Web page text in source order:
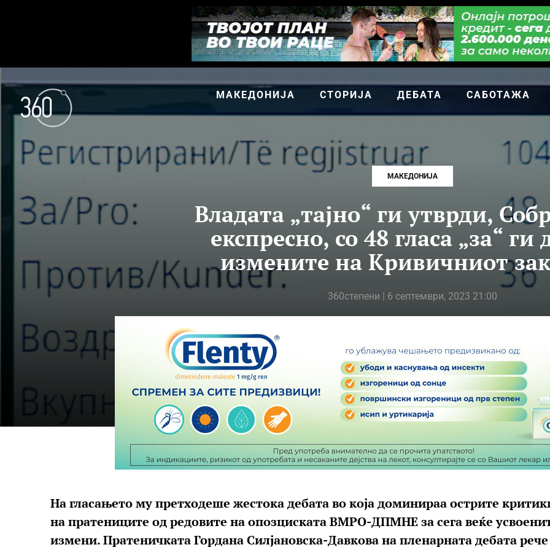
МАКЕДОНИЈА СТОРИЈА ДЕБАТА САБОТАЖА
МАКЕДОНИЈА
Владата „тајно“ ги утврди,
експресно, со 48 гласа „за“ ги
измените на Кривичниот
360степени | 6 септември, 2023 21:00
На гласањето му претходеше жестока дебата во која доминираа острите
на пратениците од редовите на опозциската ВМРО-ДПМНЕ за сега веќе
измени. Пратеничката Гордана Силјановска-Давкова на пленарната дебата рече